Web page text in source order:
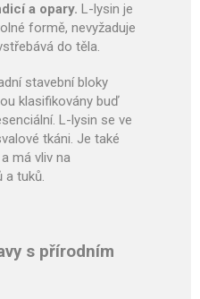
a opary. L-lysin je
formě, nevyžaduje
do těla.
stavební bloky
klasifikovány buď
L-lysin se ve
tkáni. Je také
má vliv na
a tuků.
s přírodním